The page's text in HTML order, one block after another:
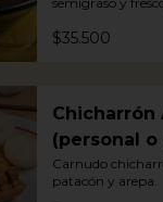
Sweet corn
$35.500
(personal o
compartir)
Carnudo
patacón y arepa.